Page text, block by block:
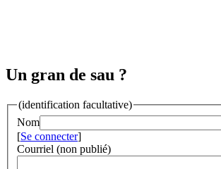
Un gran de sau ?
(identification facultative)
Nom
[Se connecter]
Courriel (non publié)